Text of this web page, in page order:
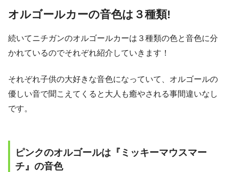
オルゴールカーの音色は３種類!
続いてニチガンのオルゴールカーは３種類の色と音色に分
かれているのでそれぞれ紹介していきます！
それぞれ子供の大好きな音色になっていて、オルゴールの
優しい音で聞こえてくると大人も癒やされる事間違いなし
です。
ピンクのオルゴールは『ミッキーマウスマー
チ』の音色